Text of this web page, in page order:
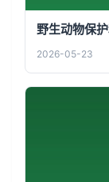
野生动物保
2026-05-23